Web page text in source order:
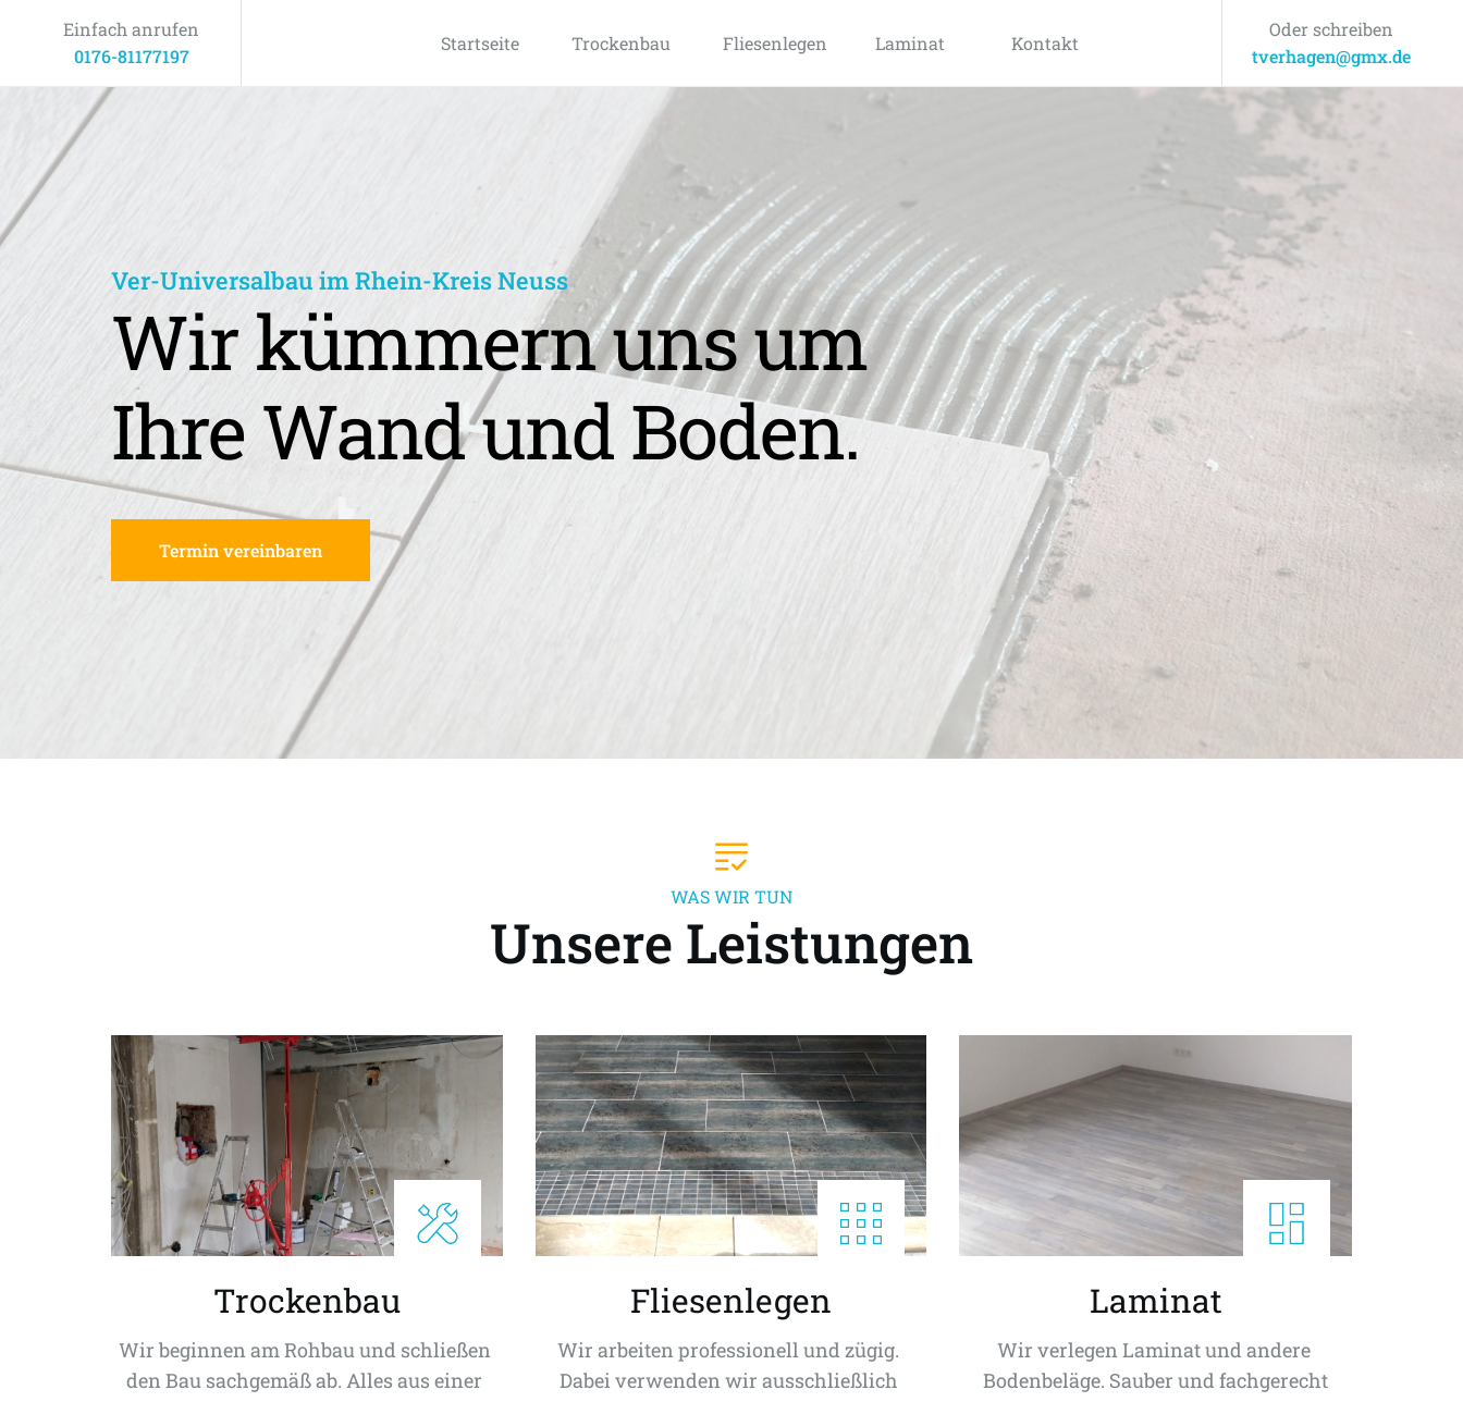
Einfach anrufen
0176-81177197
Startseite Trockenbau Fliesenlegen Laminat Kontakt
Oder schreiben
tverhagen@gmx.de
Ver-Universalbau im Rhein-Kreis Neuss
Wir kümmern uns um
Ihre Wand und Boden.
Termin vereinbaren
WAS WIR TUN
Unsere Leistungen
Trockenbau
Wir beginnen am Rohbau und schließen
den Bau sachgemäß ab. Alles aus einer
Fliesenlegen
Wir arbeiten professionell und zügig.
Dabei verwenden wir ausschließlich
Laminat
Wir verlegen Laminat und andere
Bodenbeläge. Sauber und fachgerecht